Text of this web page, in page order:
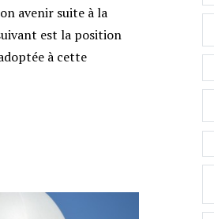
avenir suite à la
est la position
à cette